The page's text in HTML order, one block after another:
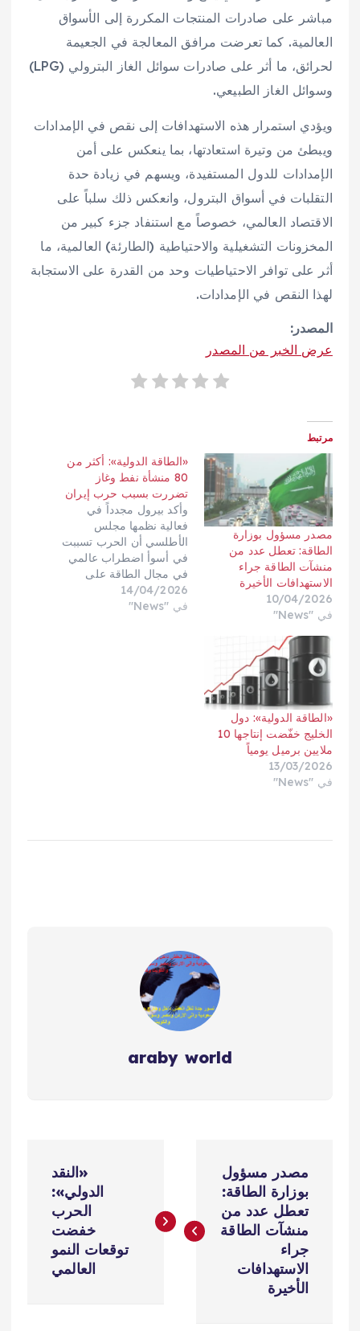
مباشر على صادرات المنتجات المكررة إلى الأسواق
العالمية. كما تعرضت مرافق المعالجة في الجعيمة
لحرائق، ما أثر على صادرات سوائل الغاز البترولي (LPG)
وسوائل الغاز الطبيعي.
ويؤدي استمرار هذه الاستهدافات إلى نقص في الإمدادات
ويبطئ من وتيرة استعادتها، بما ينعكس على أمن
الإمدادات للدول المستفيدة، ويسهم في زيادة حدة
التقلبات في أسواق البترول، وانعكس ذلك سلباً على
الاقتصاد العالمي، خصوصاً مع استنفاد جزء كبير من
المخزونات التشغيلية والاحتياطية (الطارئة) العالمية، ما
أثر على توافر الاحتياطيات وحد من القدرة على الاستجابة
لهذا النقص في الإمدادات.
المصدر:
عرض الخبر من المصدر
مرتبط
مصدر مسؤول بوزارة
الطاقة: تعطل عدد من
منشآت الطاقة جراء
الاستهدافات الأخيرة
10/04/2026
في "News"
«الطاقة الدولية»: أكثر من
80 منشأة نفط وغاز
تضررت بسبب حرب إيران
وأكد بيرول مجدداً في
فعالية نظمها مجلس
الأطلسي أن الحرب تسببت
في أسوأ اضطراب عالمي
في مجال الطاقة على
الإطلاق، وقال إن أكثر من
80 منشأة للنفط والغاز، بما
14/04/2026
في "News"
«الطاقة الدولية»: دول
الخليج خفّضت إنتاجها 10
ملايين برميل يومياً
13/03/2026
في "News"
araby world
ص
مصدر مسؤول
بوزارة الطاقة:
تعطل عدد من
منشآت الطاقة
جراء
الاستهدافات
الأخيرة
«النقد
الدولي»:
الحرب
خفضت
توقعات النمو
العالمي